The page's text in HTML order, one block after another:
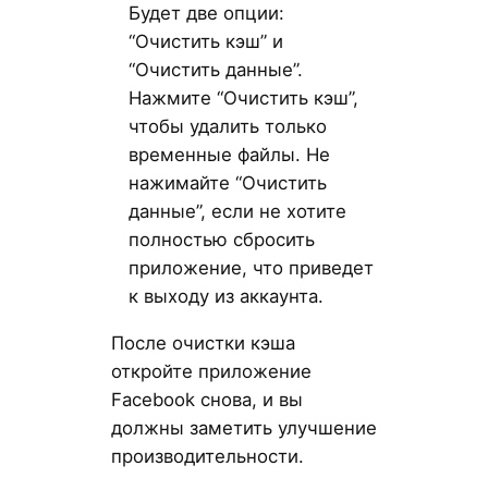
Будет две опции:
“Очистить кэш” и
“Очистить данные”.
Нажмите “Очистить кэш”,
чтобы удалить только
временные файлы. Не
нажимайте “Очистить
данные”, если не хотите
полностью сбросить
приложение, что приведет
к выходу из аккаунта.
После очистки кэша
откройте приложение
Facebook снова, и вы
должны заметить улучшение
производительности.